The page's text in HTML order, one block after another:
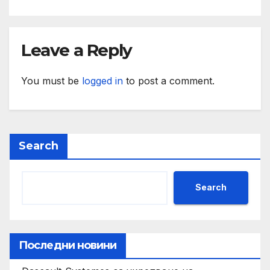
Leave a Reply
You must be logged in to post a comment.
Search
Search
Последни новини